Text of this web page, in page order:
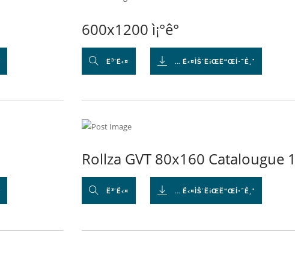
600x1200 ì¡°ê°
Ë³´Ë‹¤ ... Ë‹¤ÌŠ´Ë¡ŒË“ŒÍ•˜Ê¸°
Rollza GVT 80x160 Catalougue
Ë³´Ë‹¤ ... Ë‹¤ÌŠ´Ë¡ŒË“ŒÍ•˜Ê¸°